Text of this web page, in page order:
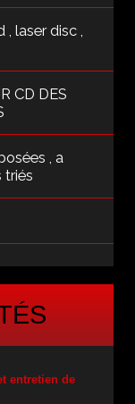
laser disc ,
CD DES
, a
triés
entretien de